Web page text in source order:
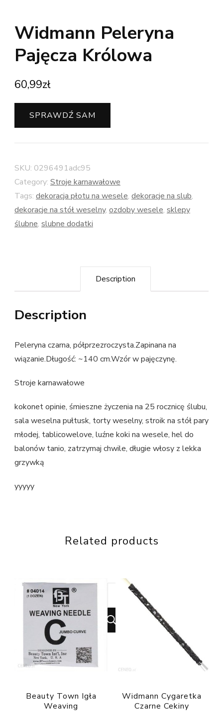
Widmann Peleryna
Pajęcza Królowa
60,99zł
SPRAWDŹ SAM
SKU: 0296491adc95
Category: Stroje karnawałowe
Tags: dekoracja płotu na wesele, dekoracje na slub,
dekoracje na stół weselny, ozdoby wesele, sklepy
ślubne, slubne dodatki
Description
Description
Peleryna czarna, półprzezroczysta.Zapinana na
wiązanie.Długość: ~140 cm.Wzór w pajęczynę.
Stroje karnawałowe
kokonet opinie, śmieszne życzenia na 25 rocznicę ślubu,
sala weselna pułtusk, torty weselny, stroik na stół pary
młodej, tablicowelove, luźne koki na wesele, hel do
balonów tanio, zatrzymaj chwile, długie włosy z lekka
grzywką
yyyyy
Related products
Beauty Town Igła
Weaving
Widmann Cygaretka
Czarne Cekiny
Looking
for
Something?